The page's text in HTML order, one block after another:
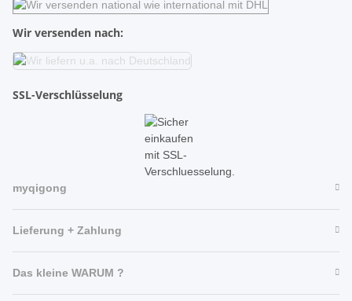
Wir versenden nach:
SSL-Verschlüsselung
myqigong
Lieferung + Zahlung
Das kleine WARUM ?